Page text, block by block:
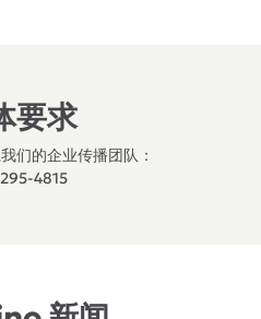
要求
们的企业传播团队：
4815